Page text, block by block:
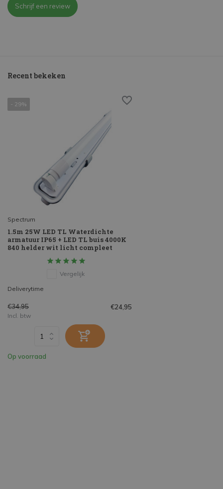
Schrijf een review
Recent bekeken
- 29%
Spectrum
1.5m 25W LED TL Waterdichte
armatuur IP65 + LED TL buis 4000K
840 helder wit licht compleet
Vergelijk
Deliverytime
€34,95 €24,95
Incl. btw
Op voorraad